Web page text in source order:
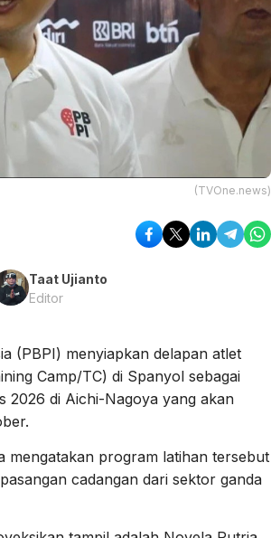
(TVOne.news)
Taat Ujianto
Editor
(PBPI) menyiapkan delapan atlet
Camp/TC) di Spanyol sebagai
2026 di Aichi-Nagoya yang akan
mengatakan program latihan tersebut
cadangan dari sektor ganda